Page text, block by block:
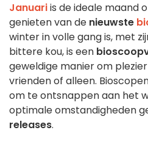
Januariis de ideale maand
genieten van de nieuwste
winter in volle gang is, met
bittere kou, is een
geweldige manier om
vrienden of alleen.
om te ontsnappen aan het
optimale omstandigheden
releases.